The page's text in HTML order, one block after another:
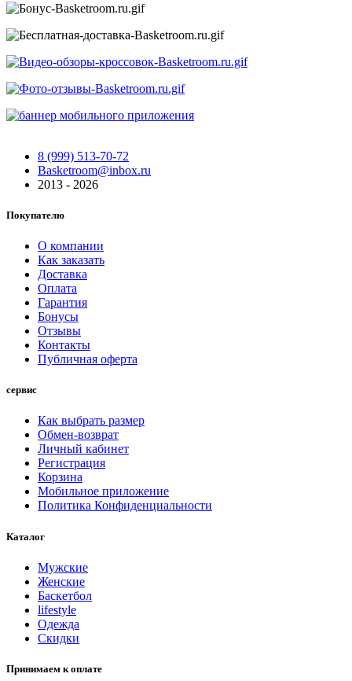
8 (999) 513-70-72
Basketroom@inbox.ru
2013 - 2026
Покупателю
О компании
Как заказать
Доставка
Оплата
Гарантия
Бонусы
Отзывы
Контакты
Публичная оферта
сервис
Как выбрать размер
Обмен-возврат
Личный кабинет
Регистрация
Корзина
Мобильное приложение
Политика Конфиденциальности
Каталог
Мужские
Женские
Баскетбол
lifestyle
Одежда
Скидки
Принимаем к оплате